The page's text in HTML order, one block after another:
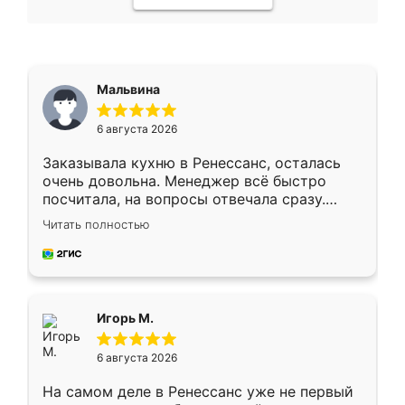
Мальвина
6 августа 2026
Заказывала кухню в Ренессанс, осталась
очень довольна. Менеджер всё быстро
посчитала, на вопросы отвечала сразу.
Замерщик приехал в субботу, подошёл к
делу со всей ответственностью. Собрали
за день, ребята работали аккуратно, даже
Читать полностью
Игорь М.
6 августа 2026
На самом деле в Ренессанс уже не первый